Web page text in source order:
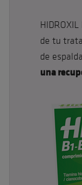
de tu
de
una